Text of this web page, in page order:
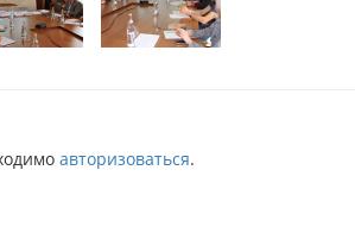
авторизоваться.